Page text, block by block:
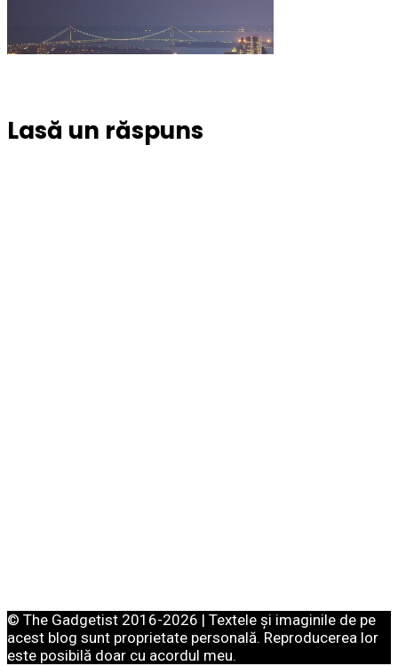
Lasă un răspuns
© The Gadgetist 2016-2026 | Textele și imaginile de pe
acest blog sunt proprietate personală. Reproducerea lor
este posibilă doar cu acordul meu.